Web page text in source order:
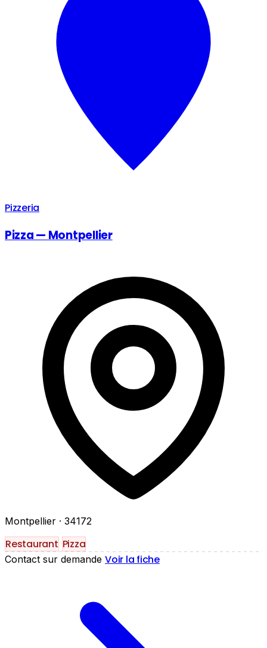
Pizzeria
Pizza — Montpellier
Montpellier · 34172
Restaurant Pizza
Contact sur demande Voir la fiche